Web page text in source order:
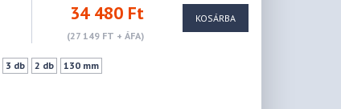
34 480 Ft
(27 149 FT + ÁFA)
3 db 2 db 130 mm
KOSÁRBA